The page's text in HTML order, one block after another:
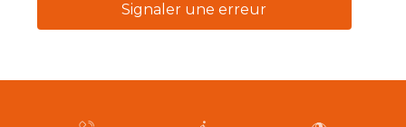
Signaler une erreur